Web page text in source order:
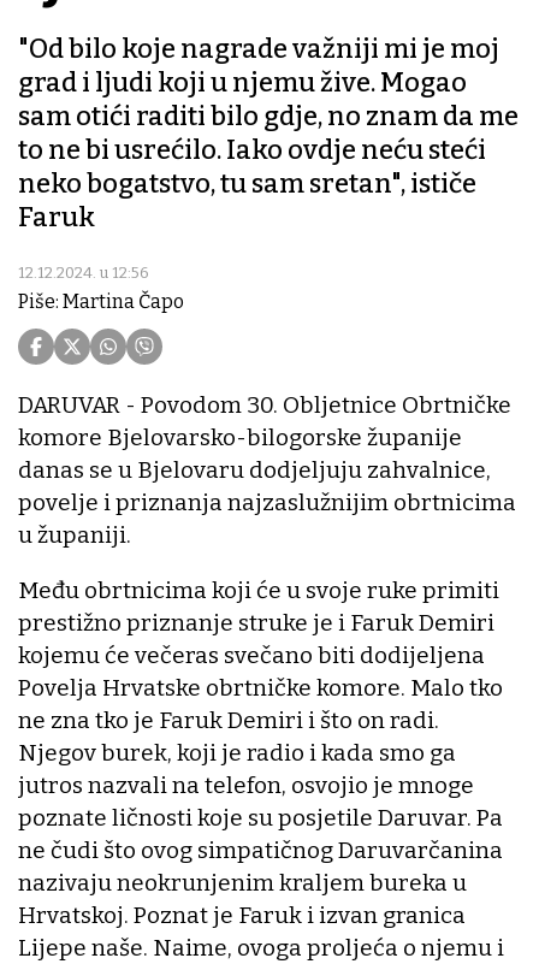
"Od bilo koje nagrade važniji mi je moj
grad i ljudi koji u njemu žive. Mogao
sam otići raditi bilo gdje, no znam da me
to ne bi usrećilo. Iako ovdje neću steći
neko bogatstvo, tu sam sretan", ističe
Faruk
12.12.2024. u 12:56
Piše: Martina Čapo
DARUVAR - Povodom 30. Obljetnice Obrtničke
komore Bjelovarsko-bilogorske županije
danas se u Bjelovaru dodjeljuju zahvalnice,
povelje i priznanja najzaslužnijim obrtnicima
u županiji.
Među obrtnicima koji će u svoje ruke primiti
prestižno priznanje struke je i Faruk Demiri
kojemu će večeras svečano biti dodijeljena
Povelja Hrvatske obrtničke komore. Malo tko
ne zna tko je Faruk Demiri i što on radi.
Njegov burek, koji je radio i kada smo ga
jutros nazvali na telefon, osvojio je mnoge
poznate ličnosti koje su posjetile Daruvar. Pa
ne čudi što ovog simpatičnog Daruvarčanina
nazivaju neokrunjenim kraljem bureka u
Hrvatskoj. Poznat je Faruk i izvan granica
Lijepe naše. Naime, ovoga proljeća o njemu i